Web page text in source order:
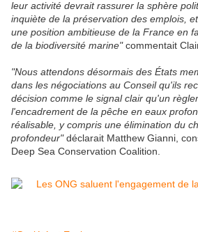
leur activité devrait rassurer la sphère
inquiète de la préservation des emplois,
une position ambitieuse de la France en
de la biodiversité marine"commentait
"Nous attendons désormais des États
dans les négociations au Conseil qu'ils
décision comme le signal clair qu'un
l'encadrement de la pêche en eaux
réalisable, y compris une élimination du
profondeur"déclarait Matthew Gianni,
Deep Sea Conservation Coalition.